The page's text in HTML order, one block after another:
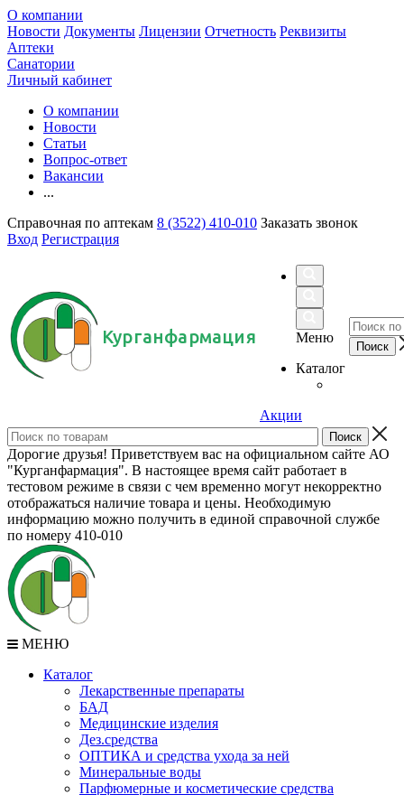
О компании
Новости Документы Лицензии Отчетность Реквизиты
Аптеки
Санатории
Личный кабинет
О компании
Новости
Статьи
Вопрос-ответ
Вакансии
...
Справочная по аптекам 8 (3522) 410-010 Заказать звонок
Вход Регистрация
Курганфармация
Меню
Каталог
Акции
Дорогие друзья! Приветствуем вас на официальном сайте АО
"Курганфармация". В настоящее время сайт работает в
тестовом режиме в связи с чем временно могут некорректно
отображаться наличие товара и цены. Необходимую
информацию можно получить в единой справочной службе
по номеру 410-010
МЕНЮ
Каталог
Лекарственные препараты
БАД
Медицинские изделия
Дез.средства
ОПТИКА и средства ухода за ней
Минеральные воды
Парфюмерные и косметические средства